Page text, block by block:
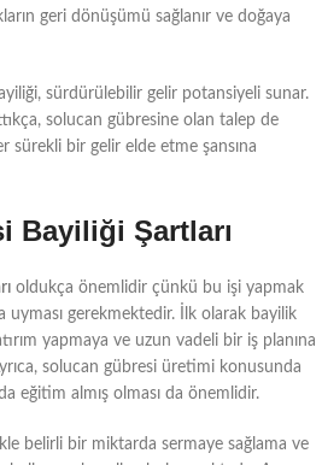
geri dönüşümü sağlanır ve doğaya
sürdürülebilir gelir potansiyeli sunar.
solucan gübresine olan talep de
sürekli bir gelir elde etme şansına
Bayiliği Şartları
oldukça önemlidir çünkü bu işi yapmak
uyması gerekmektedir. İlk olarak bayilik
yapmaya ve uzun vadeli bir iş planına
solucan gübresi üretimi konusunda
eğitim almış olması da önemlidir.
belirli bir miktarda sermaye sağlama ve